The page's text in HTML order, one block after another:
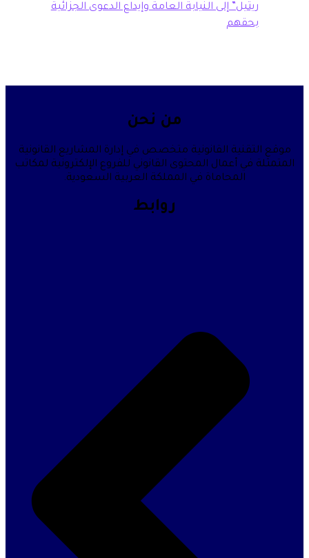
إلى النيابة العامة وإيداع الدعوى الجزائية
القانونية متخصص في إدارة المشاريع القانونية
أعمال المحتوى القانوني للفروع الإلكترونية لمكاتب
المحاماة في المملكة العربية السعودية.